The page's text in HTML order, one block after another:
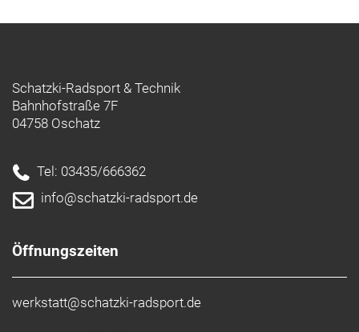
Chlorparaffine Flammschutzmittel
(VI) Weiterhin sind die Griffe 702, 710, 711 und 70X
Latex frei, da die verwendeten thermoplastischen
Elastomere (TPE) nicht auf Naturlatex basieren.
Schatzki-Radsport & Technik
Bahnhofstraße 7F
04758 Oschatz
Tel: 03435/666362
info@schatzki-radsport.de
Öffnungszeiten
werkstatt@schatzki-radsport.de